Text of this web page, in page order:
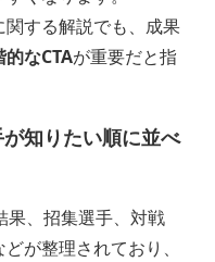
する解説でも、成果
的なCTAが重要だと指
知りたい順に並べ
果、招集選手、対戦
が整理されており、